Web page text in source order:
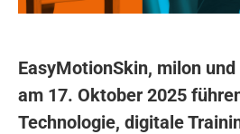
EasyMotionSkin, milon
am 17. Oktober 2025
Technologie, digitale